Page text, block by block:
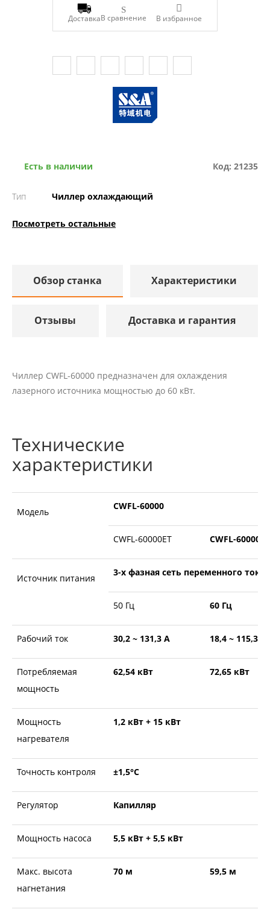
Есть в наличии Код: 21235
Тип Чиллер охлаждающий
Посмотреть остальные
ДоставкаВ сравнение
Обзор станка Характеристики
Отзывы Доставка и гарантия
Чиллер CWFL-60000 предназначен для охлаждения
лазерного источника мощностью до 60 кВт.
Технические
характеристики
Модель
CWFL-60000
CWFL-60000ЕТ CWFL-60000FT
Источник питания
3-х фазная сеть переменного тока
50 Гц 60 Гц
Рабочий ток 30,2 ~ 131,3 А 18,4 ~ 115,3 А
Потребляемая
мощность
62,54 кВт 72,65 кВт
Мощность
нагревателя
1,2 кВт + 15 кВт
Точность контроля ±1,5°С
Регулятор Капилляр
Мощность насоса 5,5 кВт + 5,5 кВт
Макс. высота
нагнетания
70 м 59,5 м